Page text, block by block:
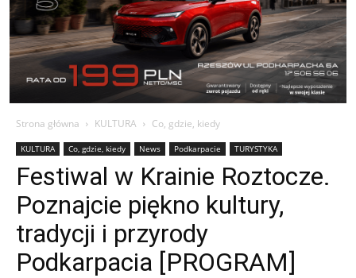
Strona główna KULTURA Co, gdzie, kiedy
KULTURA Co, gdzie, kiedy News Podkarpacie TURYSTYKA
Festiwal w Krainie Roztocze.
Poznajcie piękno kultury,
tradycji i przyrody
Podkarpacia [PROGRAM]